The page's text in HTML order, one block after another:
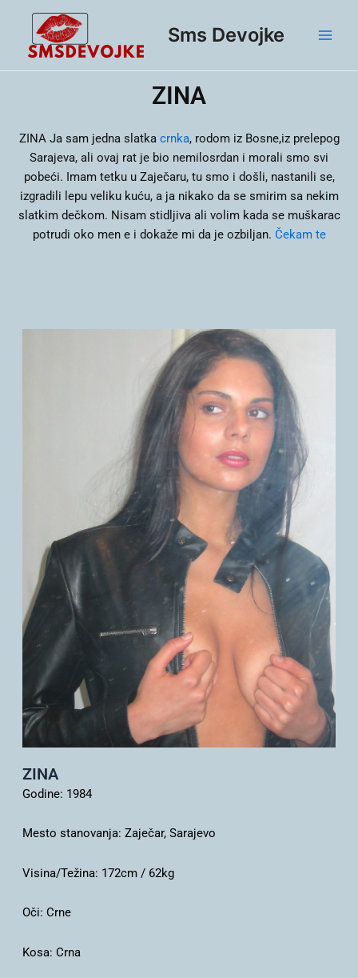
content
Sms Devojke
ZINA
ZINAJa sam jedna slatka crnka, rodom iz Bosne,iz prelepog
Sarajeva, ali ovaj rat je bio nemilosrdan i morali smo svi
pobeći. Imam tetku u Zaječaru, tu smo i došli, nastanili se,
izgradili lepu veliku kuću, a ja nikako da se smirim sa nekim
slatkim dečkom. Nisam stidljiva ali volim kada se muškarac
potrudi oko men e i dokaže mi da je ozbiljan. Čekam te
ZINA
Godine: 1984
Mesto stanovanja: Zaječar, Sarajevo
Visina/Težina: 172cm / 62kg
Oči: Crne
Kosa: Crna